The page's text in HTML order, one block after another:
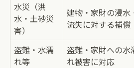
水災（洪
水・土砂災
害）
建物・家財の浸水
流失に対する補償
盗難・水濡
れ等
盗難・家財への水
れ被害に対応